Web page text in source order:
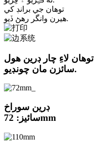
توهان جي برانڊ کي
هيرن وانگر رهڻ ڏيو.
توھان لاءِ چار ڊرين ھول
سائزن مان چونڊيو.
ڊرين سوراخ
سائيز: 72mm